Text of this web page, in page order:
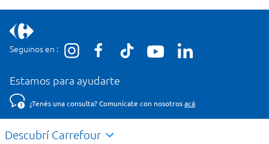
Seguinos en :
Estamos para ayudarte
¿Tenés una consulta? Comunicate con nosotros acá
Descubrí Carrefour